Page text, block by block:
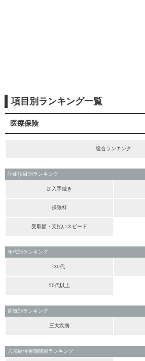
項目別ランキング一覧
医療保険
総合ランキング
評価項目別ランキング
加入手続き
保険料
受取額・支払いスピード
年代別ランキング
30代
50代以上
病気別ランキング
三大疾病
入院給付金期間別ランキング